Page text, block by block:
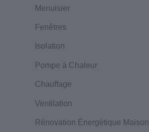
Menuisier
Fenêtres
Isolation
Pompe à Chaleur
Chauffage
Ventilation
Rénovation Énergétique Maison